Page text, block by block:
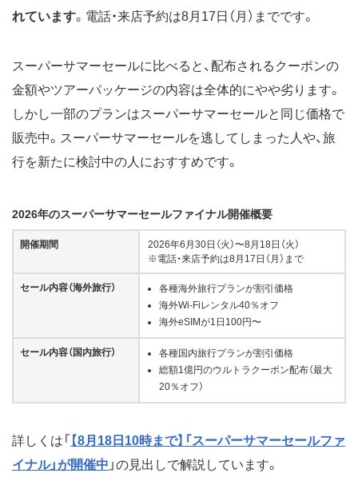
れています。電話・来店予約は8月17日（月）までです。
スーパーサマーセールに比べると、配布されるクーポンの
金額やツアーパッケージの内容は全体的にやや劣ります。
しかし一部のプランはスーパーサマーセールと同じ価格で
販売中。スーパーサマーセールを逃してしまった人や、旅
行を新たに検討中の人におすすめです。
2026年のスーパーサマーセールファイナル開催概要
開催期間
2026年6月30日（火）〜8月18日（火）
※電話・来店予約は8月17日（月）まで
セール内容（海外旅行）
各種海外旅行プランが割引価格
海外Wi-Fiレンタル40％オフ
海外eSIMが1日100円〜
セール内容（国内旅行）
各種国内旅行プランが割引価格
総額1億円のウルトラクーポン配布（最大
20％オフ）
詳しくは「 【8月18日10時まで】「スーパーサマーセールファ
イナル」が開催中 」の見出しで解説しています。